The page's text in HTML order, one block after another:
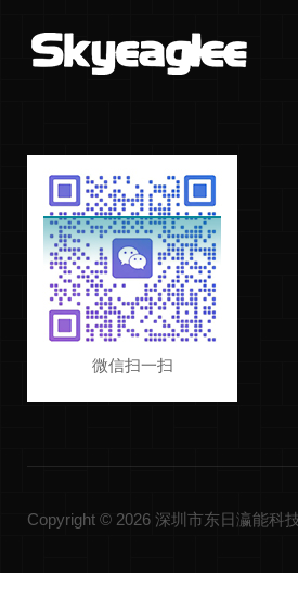
微信扫一扫
Copyright © 2026 深圳市东日瀛能科